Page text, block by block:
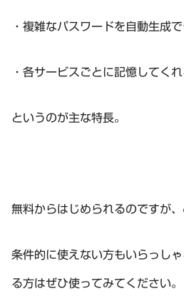
・複雑なパスワードを自動生成
・各サービスごとに記憶してく
というのが主な特長。
無料からはじめられるのですが、
条件的に使えない方もいらっし
る方はぜひ使ってみてください。